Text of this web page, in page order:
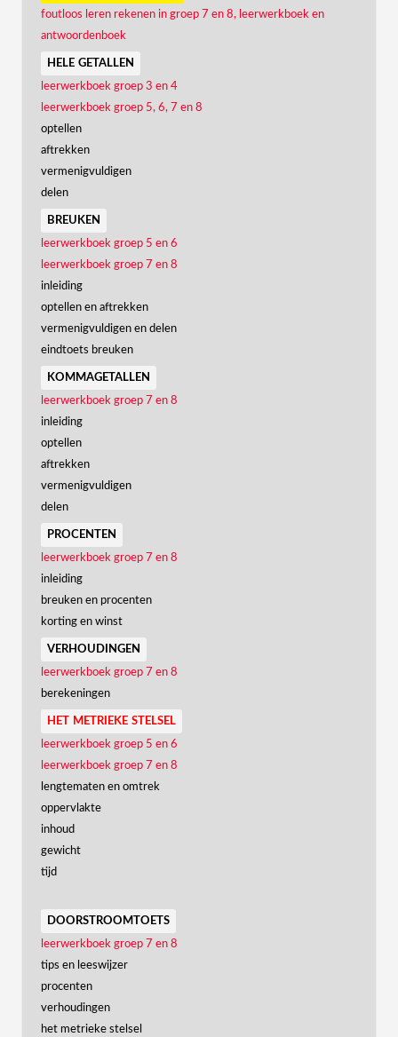
foutloos leren rekenen in groep 7 en 8, leerwerkboek en
antwoordenboek
hele getallen
leerwerkboek groep 3 en 4
leerwerkboek groep 5, 6, 7 en 8
optellen
aftrekken
vermenigvuldigen
delen
breuken
leerwerkboek groep 5 en 6
leerwerkboek groep 7 en 8
inleiding
optellen en aftrekken
vermenigvuldigen en delen
eindtoets breuken
kommagetallen
leerwerkboek groep 7 en 8
inleiding
optellen
aftrekken
vermenigvuldigen
delen
procenten
leerwerkboek groep 7 en 8
inleiding
breuken en procenten
korting en winst
verhoudingen
leerwerkboek groep 7 en 8
berekeningen
het metrieke stelsel
leerwerkboek groep 5 en 6
leerwerkboek groep 7 en 8
lengtematen en omtrek
oppervlakte
inhoud
gewicht
tijd
doorstroomtoets
leerwerkboek groep 7 en 8
tips en leeswijzer
procenten
verhoudingen
het metrieke stelsel